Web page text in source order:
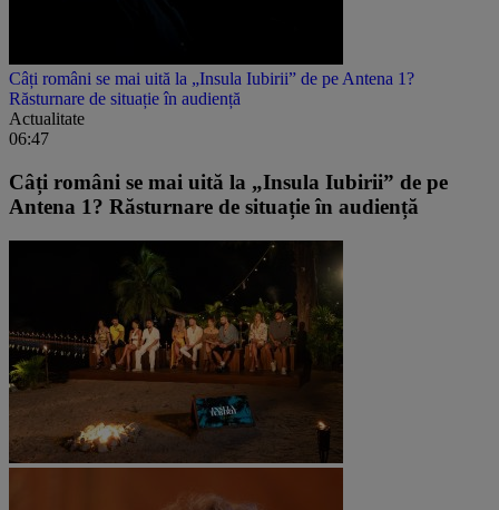
Câți români se mai uită la „Insula Iubirii” de pe Antena 1?
Răsturnare de situație în audiență
Actualitate
06:47
Câți români se mai uită la „Insula Iubirii” de pe
Antena 1? Răsturnare de situație în audiență